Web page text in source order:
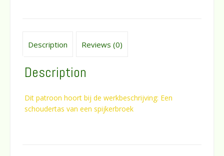
Description Reviews (0)
Description
Dit patroon hoort bij de werkbeschrijving: Een
schoudertas van een spijkerbroek